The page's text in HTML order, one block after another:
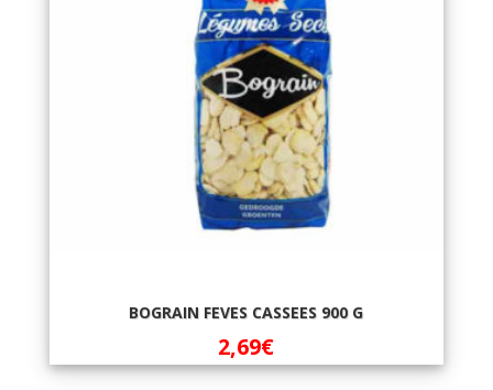
BOGRAIN FEVES CASSEES 900 G
2,69€